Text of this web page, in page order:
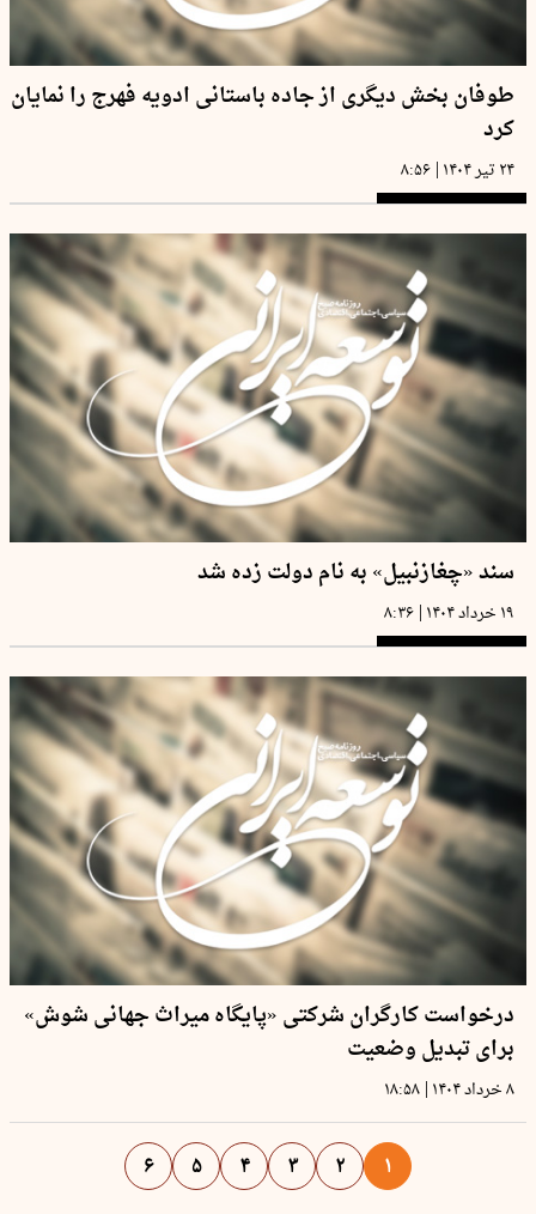
طوفان بخش دیگری از جاده باستانی ادویه فهرج را نمایان
کرد
۲۴ تیر ۱۴۰۴ | ۸:۵۶
سند «چغازنبیل» به نام دولت زده شد
۱۹ خرداد ۱۴۰۴ | ۸:۳۶
درخواست کارگران شرکتی «پایگاه میراث جهانی شوش»
برای تبدیل وضعیت
۸ خرداد ۱۴۰۴ | ۱۸:۵۸
۱ ۲ ۳ ۴ ۵ ۶